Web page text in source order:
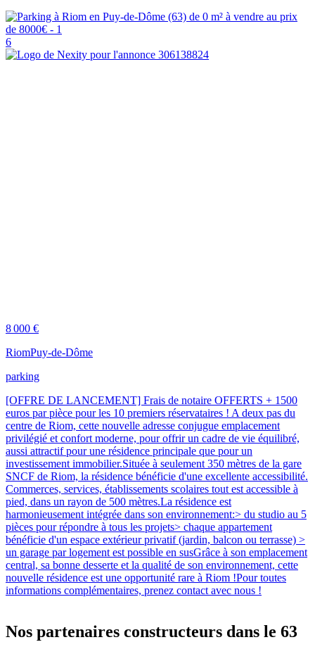
6
8 000 €
RiomPuy-de-Dôme
parking
[OFFRE DE LANCEMENT] Frais de notaire OFFERTS + 1500
euros par pièce pour les 10 premiers réservataires ! A deux pas du
centre de Riom, cette nouvelle adresse conjugue emplacement
privilégié et confort moderne, pour offrir un cadre de vie équilibré,
aussi attractif pour une résidence principale que pour un
investissement immobilier.Située à seulement 350 mètres de la gare
SNCF de Riom, la résidence bénéficie d'une excellente accessibilité.
Commerces, services, établissements scolaires tout est accessible à
pied, dans un rayon de 500 mètres.La résidence est
harmonieusement intégrée dans son environnement:> du studio au 5
pièces pour répondre à tous les projets> chaque appartement
bénéficie d'un espace extérieur privatif (jardin, balcon ou terrasse) >
un garage par logement est possible en susGrâce à son emplacement
central, sa bonne desserte et la qualité de son environnement, cette
nouvelle résidence est une opportunité rare à Riom !Pour toutes
informations complémentaires, prenez contact avec nous !
Nos partenaires constructeurs dans le 63